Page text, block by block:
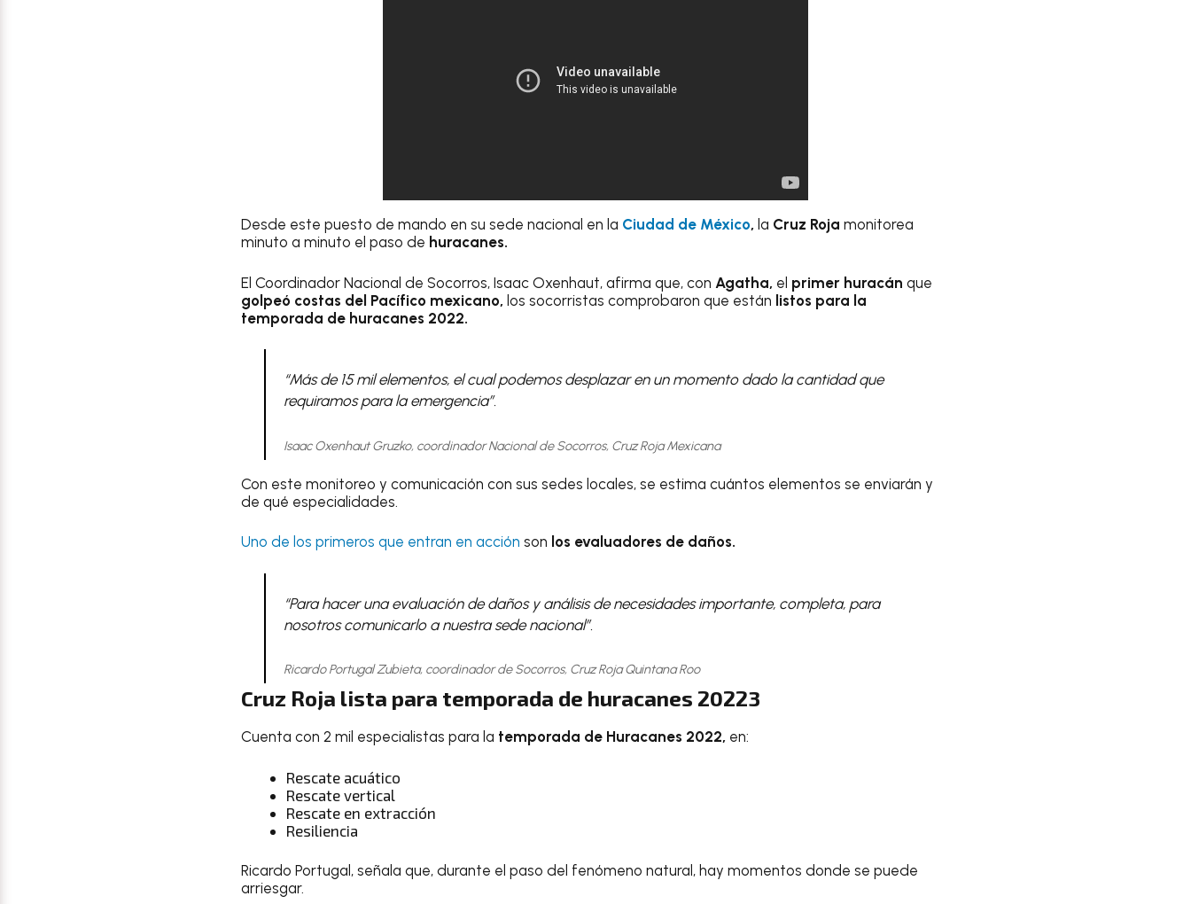
Desde este puesto de mando en su sede nacional en la Ciudad de México, la Cruz Roja monitorea
minuto a minuto el paso de huracanes.
El Coordinador Nacional de Socorros, Isaac Oxenhaut, afirma que, con Agatha, el primer huracán que
golpeó costas del Pacífico mexicano, los socorristas comprobaron que están listos para la
temporada de huracanes 2022.
“Más de 15 mil elementos, el cual podemos desplazar en un momento dado la cantidad que
requiramos para la emergencia”.
Isaac Oxenhaut Gruzko, coordinador Nacional de Socorros, Cruz Roja Mexicana
Con este monitoreo y comunicación con sus sedes locales, se estima cuántos elementos se enviarán y
de qué especialidades.
Uno de los primeros que entran en acción son los evaluadores de daños.
“Para hacer una evaluación de daños y análisis de necesidades importante, completa, para
nosotros comunicarlo a nuestra sede nacional”.
Ricardo Portugal Zubieta, coordinador de Socorros, Cruz Roja Quintana Roo
Cruz Roja lista para temporada de huracanes 20223
Cuenta con 2 mil especialistas para la temporada de Huracanes 2022, en:
Rescate acuático
Rescate vertical
Rescate en extracción
Resiliencia
Ricardo Portugal, señala que, durante el paso del fenómeno natural, hay momentos donde se puede
arriesgar.